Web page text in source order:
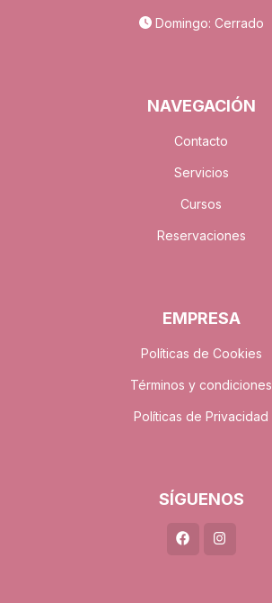
Domingo: Cerrado
NAVEGACIÓN
Contacto
Servicios
Cursos
Reservaciones
EMPRESA
Políticas de Cookies
Términos y condiciones
Políticas de Privacidad
SÍGUENOS